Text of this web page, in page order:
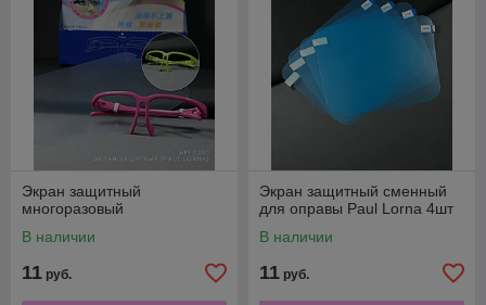
Экран защитный
многоразовый
В наличии
11 руб.
Экран защитный сменный
для оправы Paul Lorna 4шт
В наличии
11 руб.